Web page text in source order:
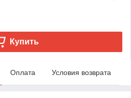
Купить
Оплата Условия возврата